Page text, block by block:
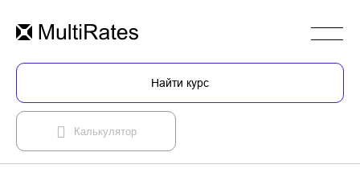
Найти курс
Калькулятор